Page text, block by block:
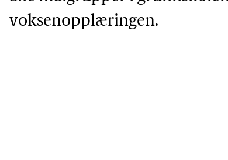
voksenopplæringen.